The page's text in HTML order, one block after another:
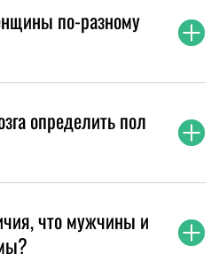
по-разному
определить пол
что мужчины и